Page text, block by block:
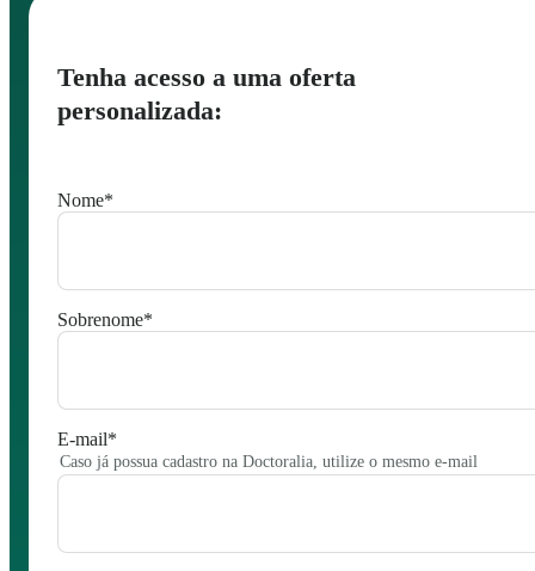
Tenha acesso a uma oferta
personalizada:
Nome*
Sobrenome*
E-mail*
Caso já possua cadastro na Doctoralia, utilize o mesmo e-mail